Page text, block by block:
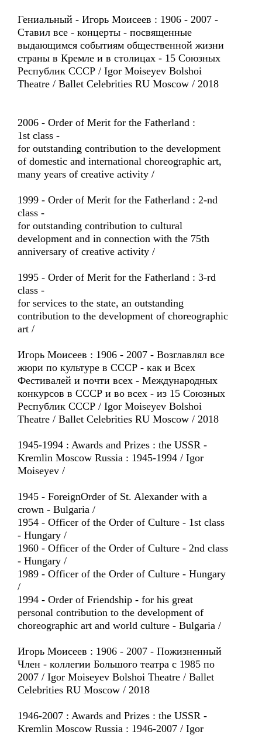
Гениальный - Игорь Моисеев : 1906 - 2007 -
Ставил все - концерты - посвященные
выдающимся событиям общественной жизни
страны в Кремле и в столицах - 15 Союзных
Республик СССР / Igor Moiseyev Bolshoi
Theatre / Ballet Celebrities RU Moscow / 2018
2006 - Order of Merit for the Fatherland :
1st class -
for outstanding contribution to the development
of domestic and international choreographic art,
many years of creative activity /
1999 - Order of Merit for the Fatherland : 2-nd
class -
for outstanding contribution to cultural
development and in connection with the 75th
anniversary of creative activity /
1995 - Order of Merit for the Fatherland : 3-rd
class -
for services to the state, an outstanding
contribution to the development of choreographic
art /
Игорь Моисеев : 1906 - 2007 - Возглавлял все
жюри по культуре в СССР - как и Всех
Фестивалей и почти всех - Международных
конкурсов в СССР и во всех - из 15 Союзных
Республик СССР / Igor Moiseyev Bolshoi
Theatre / Ballet Celebrities RU Moscow / 2018
1945-1994 : Awards and Prizes : the USSR -
Kremlin Moscow Russia : 1945-1994 / Igor
Moiseyev /
1945 - ForeignOrder of St. Alexander with a
crown - Bulgaria /
1954 - Officer of the Order of Culture - 1st class
- Hungary /
1960 - Officer of the Order of Culture - 2nd class
- Hungary /
1989 - Officer of the Order of Culture - Hungary
/
1994 - Order of Friendship - for his great
personal contribution to the development of
choreographic art and world culture - Bulgaria /
Игорь Моисеев : 1906 - 2007 - Пожизненный
Член - коллегии Большого театра с 1985 по
2007 / Igor Moiseyev Bolshoi Theatre / Ballet
Celebrities RU Moscow / 2018
1946-2007 : Awards and Prizes : the USSR -
Kremlin Moscow Russia : 1946-2007 / Igor